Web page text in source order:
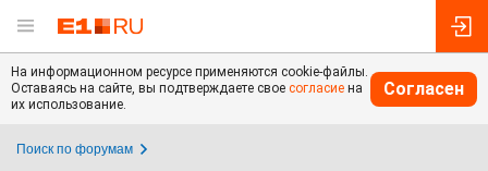
На информационном ресурсе применяются cookie-файлы.
Оставаясь на сайте, вы подтверждаете свое согласие на
их использование.
Согласен
Поиск по форумам